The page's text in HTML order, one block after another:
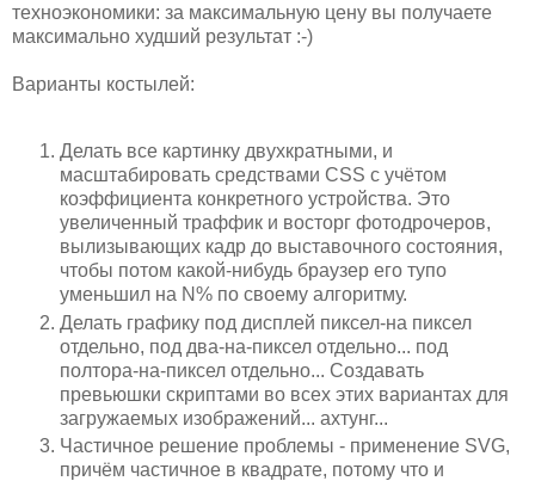
техноэкономики: за максимальную цену вы получаете
максимально худший результат :-)
Варианты костылей:
Делать все картинку двухкратными, и
масштабировать средствами CSS с учётом
коэффициента конкретного устройства. Это
увеличенный траффик и восторг фотодрочеров,
вылизывающих кадр до выставочного состояния,
чтобы потом какой-нибудь браузер его тупо
уменьшил на N% по своему алгоритму.
Делать графику под дисплей пиксел-на пиксел
отдельно, под два-на-пиксел отдельно... под
полтора-на-пиксел отдельно... Создавать
превьюшки скриптами во всех этих вариантах для
загружаемых изображений... ахтунг...
Частичное решение проблемы - применение SVG,
причём частичное в квадрате, потому что и